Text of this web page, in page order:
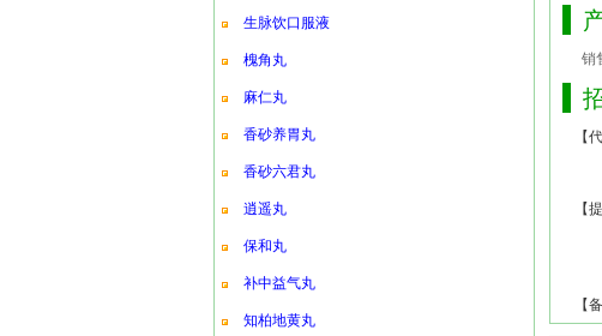
生脉饮口服液
槐角丸
麻仁丸
香砂养胃丸
香砂六君丸
逍遥丸
保和丸
补中益气丸
知柏地黄丸
销
【
【
【